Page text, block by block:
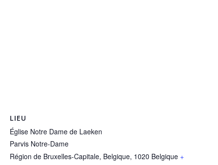
LIEU
Église Notre Dame de Laeken
Parvis Notre-Dame
Région de Bruxelles-Capitale, Belgique, 1020 Belgique +